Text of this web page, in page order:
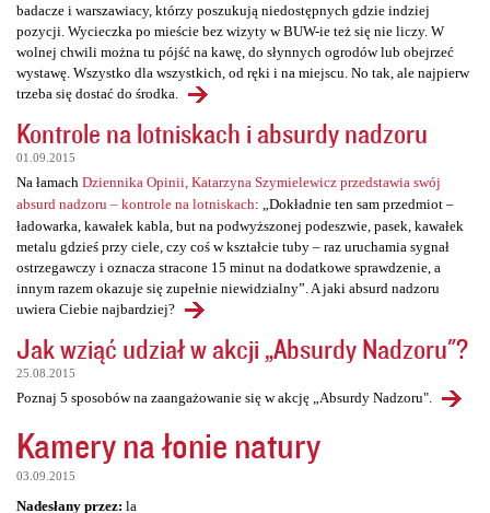
badacze i warszawiacy, którzy poszukują niedostępnych gdzie indziej
pozycji. Wycieczka po mieście bez wizyty w BUW-ie też się nie liczy. W
wolnej chwili można tu pójść na kawę, do słynnych ogrodów lub obejrzeć
wystawę. Wszystko dla wszystkich, od ręki i na miejscu. No tak, ale najpierw
trzeba się dostać do środka.
Kontrole na lotniskach i absurdy nadzoru
01.09.2015
Na łamach Dziennika Opinii, Katarzyna Szymielewicz przedstawia swój
absurd nadzoru – kontrole na lotniskach: „Dokładnie ten sam przedmiot –
ładowarka, kawałek kabla, but na podwyższonej podeszwie, pasek, kawałek
metalu gdzieś przy ciele, czy coś w kształcie tuby – raz uruchamia sygnał
ostrzegawczy i oznacza stracone 15 minut na dodatkowe sprawdzenie, a
innym razem okazuje się zupełnie niewidzialny”. A jaki absurd nadzoru
uwiera Ciebie najbardziej?
Jak wziąć udział w akcji „Absurdy Nadzoru"?
25.08.2015
Poznaj 5 sposobów na zaangażowanie się w akcję „Absurdy Nadzoru".
Kamery na łonie natury
03.09.2015
Nadesłany przez: la